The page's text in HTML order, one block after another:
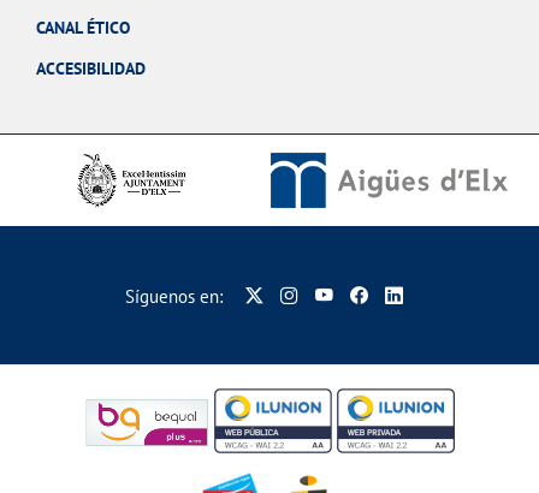
CANAL ÉTICO
ACCESIBILIDAD
Síguenos en: